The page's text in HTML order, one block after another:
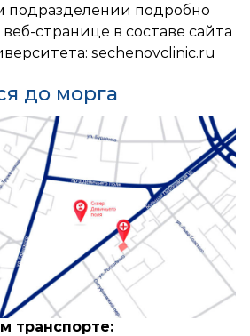
подразделении подробно
странице в составе сайта
sechenovclinic.ru
до морга
транспорте: